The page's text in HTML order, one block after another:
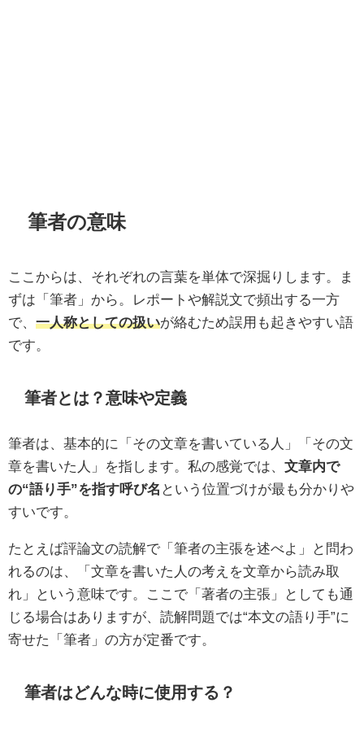
筆者の意味
ここからは、それぞれの言葉を単体で深掘りします。ま
ずは「筆者」から。レポートや解説文で頻出する一方
で、 一人称としての扱いが絡むため誤用も起きやすい語
です。
筆者とは？意味や定義
筆者は、基本的に「その文章を書いている人」「その文
章を書いた人」を指します。私の感覚では、 文章内で
の“語り手”を指す呼び名 という位置づけが最も分かりや
すいです。
たとえば評論文の読解で「筆者の主張を述べよ」と問わ
れるのは、「文章を書いた人の考えを文章から読み取
れ」という意味です。ここで「著者の主張」としても通
じる場合はありますが、読解問題では“本文の語り手”に
寄せた「筆者」の方が定番です。
筆者はどんな時に使用する？